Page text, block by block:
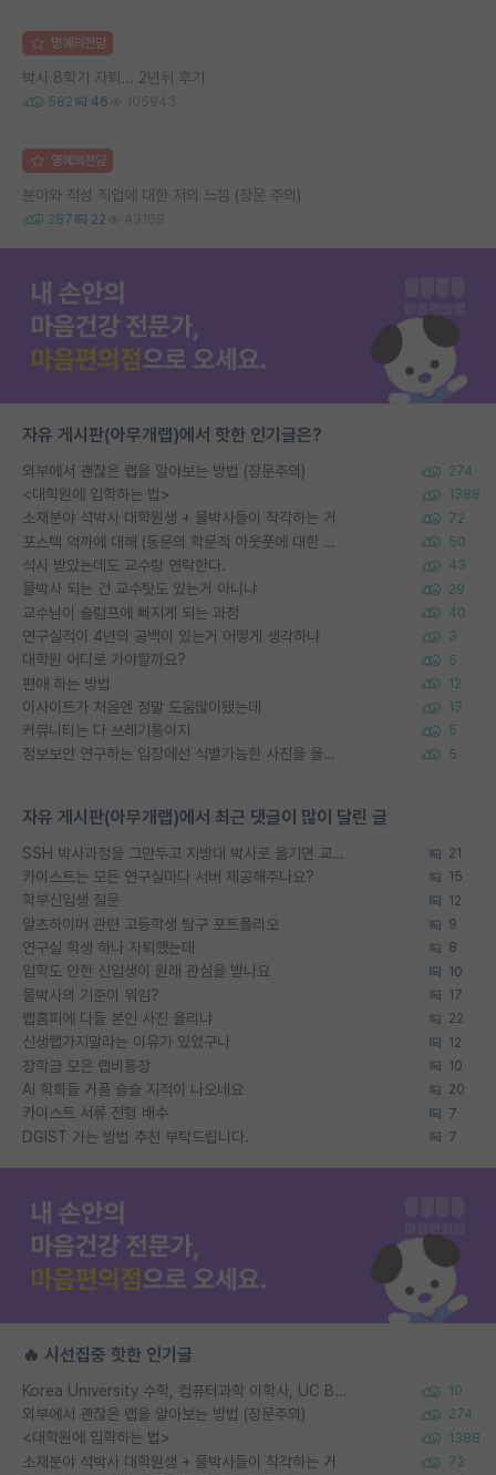
명예의전당
박사 8학기 자퇴... 2년뒤 후기
582 46 105943
명예의전당
분야와 적성 직업에 대한 저의 느낌 (장문 주의)
287 22 43168
자유 게시판(아무개랩)에서 핫한 인기글은?
외부에서 괜찮은 랩을 알아보는 방법 (장문주의) 274
<대학원에 입학하는 법> 1388
소재분야 석박사 대학원생 + 물박사들이 착각하는 거 72
포스텍 억까에 대해 (동문의 학문적 아웃풋에 대한 반박) 50
석사 받았는데도 교수랑 연락한다. 43
물박사 되는 건 교수탓도 있는거 아니냐 29
교수님이 슬럼프에 빠지게 되는 과정 40
연구실적이 4년의 공백이 있는거 어떻게 생각하냐 3
대학원 어디로 가야할까요? 5
편애 하는 방법 12
이사이트가 처음엔 정말 도움많이됐는데 13
커뮤니티는 다 쓰레기통이지 5
정보보안 연구하는 입장에선 식별가능한 사진을 올리는건 비추이긴함 5
자유 게시판(아무개랩)에서 최근 댓글이 많이 달린 글
SSH 박사과정을 그만두고 지방대 박사로 옮기면 교수의 꿈은 끝일까요? 21
카이스트는 모든 연구실마다 서버 제공해주나요? 15
학부신입생 질문 12
알츠하이머 관련 고등학생 탐구 포트폴리오 9
연구실 학생 하나 자퇴했는데 8
입학도 안한 신입생이 원래 관심을 받나요 10
물박사의 기준이 뭐임? 17
랩홈피에 다들 본인 사진 올리냐 22
신생랩가지말라는 이유가 있었구나 12
장학금 모은 랩비통장 10
AI 학회들 거품 슬슬 지적이 나오네요 20
카이스트 서류 전형 배수 7
DGIST 가는 방법 추천 부탁드립니다. 7
🔥 시선집중 핫한 인기글
Korea University 수학, 컴퓨터과학 이학사, UC Berkeley 산업공학 대학원 공학박사가 되는 것은 쉽지 않겠죠? 10
외부에서 괜찮은 랩을 알아보는 방법 (장문주의) 274
<대학원에 입학하는 법> 1388
소재분야 석박사 대학원생 + 물박사들이 착각하는 거 72